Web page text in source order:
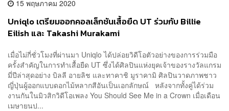
15 พฤษภาคม 2020
Uniqlo เตรียมออกคอลเล็กชันเสื้อยืด UT ร่วมกับ Billie
Eilish และ Takashi Murakami
เมื่อไม่กี่ชั่วโมงที่ผ่านมา Uniqlo ได้ปล่อยวิดีโอตัวอย่างของการร่วมมือ
ครั้งสำคัญในการทำเสื้อยืด UT ซึ่งได้ศิลปินแห่งยุคเจ้าของรางวัลแกรม
มี่ปีล่าสุดอย่าง บิลลี อายลิช และทาคาชิ มูราคามิ ศิลปินวาดภาพชาว
ญี่ปุ่นผู้ออกแบบดอกไม้หลากสีอันเป็นเอกลักษณ์ หลังจากทั้งคู่ได้ร่วม
งานกันในมิวสิกวิดีโอเพลง You Should See Me in a Crown เมื่อเดือน
เมษายนป...